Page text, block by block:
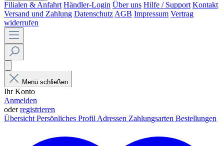
Filialen & Anfahrt Händler-Login Über uns Hilfe / Support Kontakt
Versand und Zahlung Datenschutz AGB Impressum Vertrag
widerrufen
Menü schließen
Ihr Konto
Anmelden
oderregistrieren
Übersicht Persönliches Profil Adressen Zahlungsarten Bestellungen